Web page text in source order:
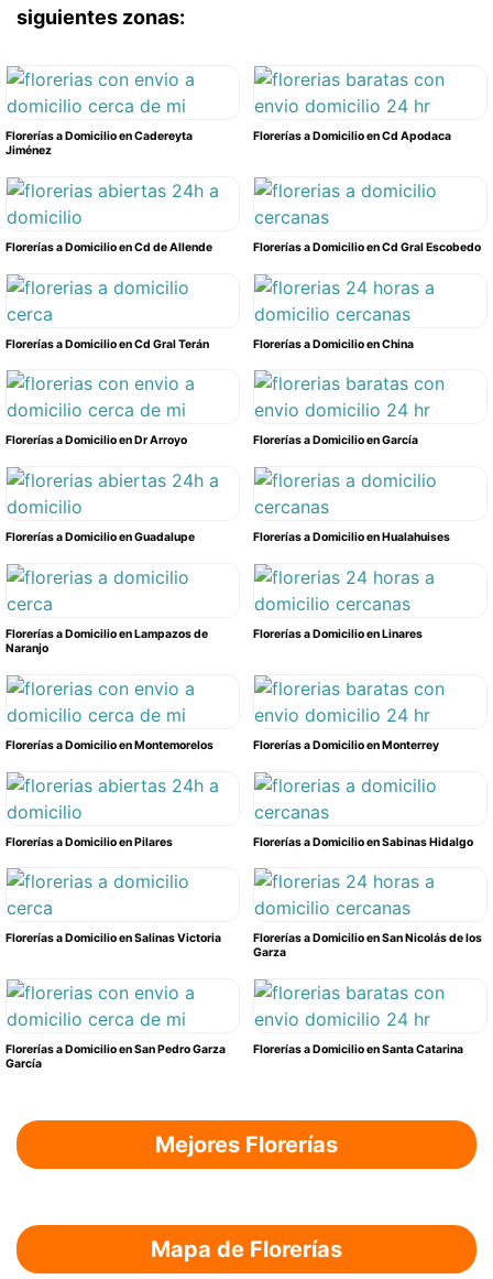
siguientes zonas:
Florerías a Domicilio en Cadereyta
Jiménez
Florerías a Domicilio en Cd Apodaca
Florerías a Domicilio en Cd de Allende Florerías a Domicilio en Cd Gral Escobedo
Florerías a Domicilio en Cd Gral Terán Florerías a Domicilio en China
Florerías a Domicilio en Dr Arroyo Florerías a Domicilio en García
Florerías a Domicilio en Guadalupe Florerías a Domicilio en Hualahuises
Florerías a Domicilio en Lampazos de
Naranjo
Florerías a Domicilio en Linares
Florerías a Domicilio en Montemorelos Florerías a Domicilio en Monterrey
Florerías a Domicilio en Pilares Florerías a Domicilio en Sabinas Hidalgo
Florerías a Domicilio en Salinas Victoria
Florerías a Domicilio en San Nicolás de los
Garza
Florerías a Domicilio en San Pedro Garza
García
Florerías a Domicilio en Santa Catarina
Mejores Florerías
Mapa de Florerías